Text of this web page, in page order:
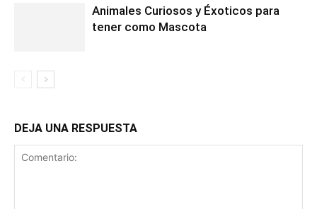
Animales Curiosos y Éxoticos para
tener como Mascota
DEJA UNA RESPUESTA